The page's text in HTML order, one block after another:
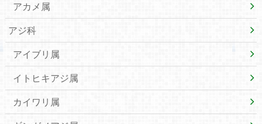
アカメ属
アジ科
アイブリ属
イトヒキアジ属
カイワリ属